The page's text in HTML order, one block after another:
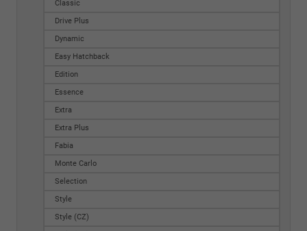
Classic
Drive Plus
Dynamic
Easy Hatchback
Edition
Essence
Extra
Extra Plus
Fabia
Monte Carlo
Selection
Style
Style (CZ)